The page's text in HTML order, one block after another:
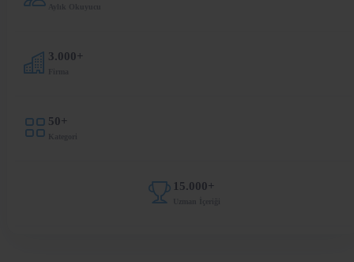
3.000+
50+
15.000+